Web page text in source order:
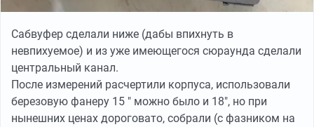
Сабвуфер сделали ниже (дабы впихнуть в
невпихуемое) и из уже имеющегося сюраунда сделали
центральный канал.
После измерений расчертили корпуса, использовали
березовую фанеру 15 " можно было и 18", но при
нынешних ценах дороговато, собрали (с фазником на